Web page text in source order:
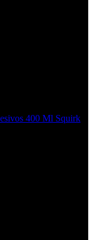
400 Ml Squirk